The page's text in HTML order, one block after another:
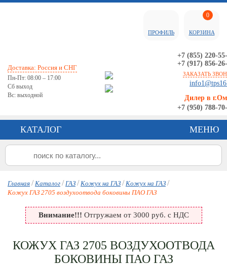
Доставка: Россия и СНГ
Пн-Пт: 08:00 – 17:00
Сб выход
Вс: выходной
+7 (855) 220-
+7 (917) 856-
ЗАКАЗАТЬ
Дилер в
+7 (950) 788-
ПРОФИЛЬ
0
КОРЗИНА
КАТАЛОГ МЕНЮ
Главная / Каталог / ГАЗ / Кожух на ГАЗ / Кожух на ГАЗ /
Кожух ГАЗ 2705 воздухоотвода боковины ПАО ГАЗ
Внимание!!! Отгружаем от 3000 руб. с НДС
КОЖУХ ГАЗ 2705 ВОЗДУХООТВОДА
БОКОВИНЫ ПАО ГАЗ